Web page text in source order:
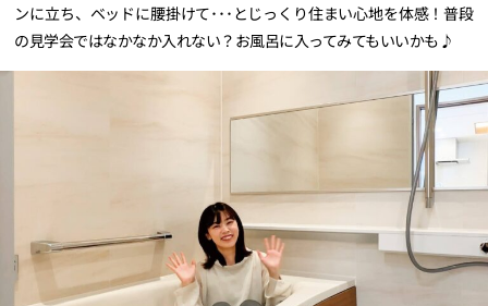
ンに立ち、ベッドに腰掛けて･･･とじっくり住まい心地を体感！普段
の見学会ではなかなか入れない？お風呂に入ってみてもいいかも♪